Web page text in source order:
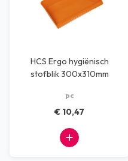
HCS Ergo hygiënisch
stofblik 300x310mm
pc
€ 10,47